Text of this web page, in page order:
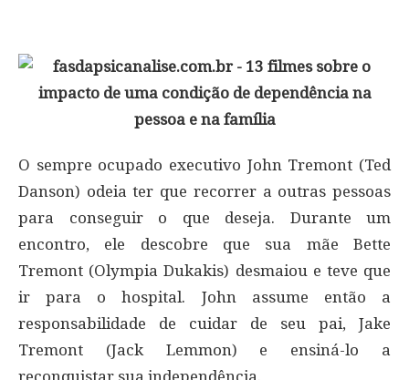
O sempre ocupado executivo John Tremont (Ted
Danson) odeia ter que recorrer a outras pessoas
para conseguir o que deseja. Durante um
encontro, ele descobre que sua mãe Bette
Tremont (Olympia Dukakis) desmaiou e teve que
ir para o hospital. John assume então a
responsabilidade de cuidar de seu pai, Jake
Tremont (Jack Lemmon) e ensiná-lo a
reconquistar sua independência.